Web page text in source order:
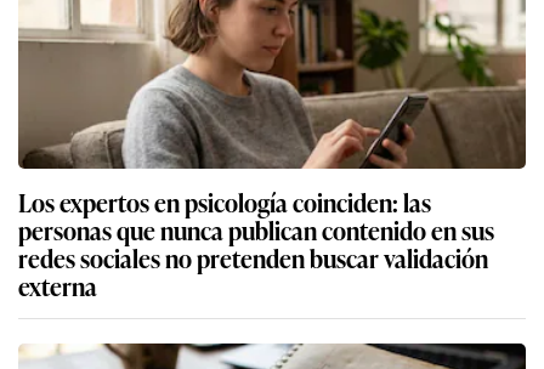
Los expertos en psicología coinciden: las
personas que nunca publican contenido en sus
redes sociales no pretenden buscar validación
externa